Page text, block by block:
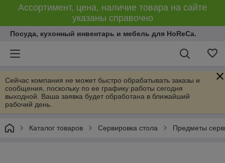
Ассортимент, цена, наличие товара на сайте
указаны справочно
Посуда, кухонный инвентарь и мебель для HoReCa.
Сейчас компания не может быстро обрабатывать заказы и
сообщения, поскольку по ее графику работы сегодня
выходной. Ваша заявка будет обработана в ближайший
рабочий день.
Каталог товаров Сервировка стола Предметы